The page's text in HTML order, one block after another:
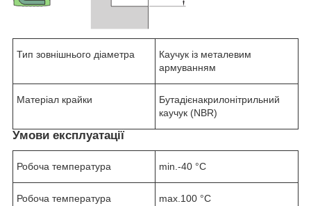
Тип зовнішнього діаметра
Каучук із металевим
армуванням
Матеріал крайки
Бутадієнакрилонітрильний
каучук (NBR)
Умови експлуатації
Робоча температура min.-40 °C
Робоча температура max.100 °C